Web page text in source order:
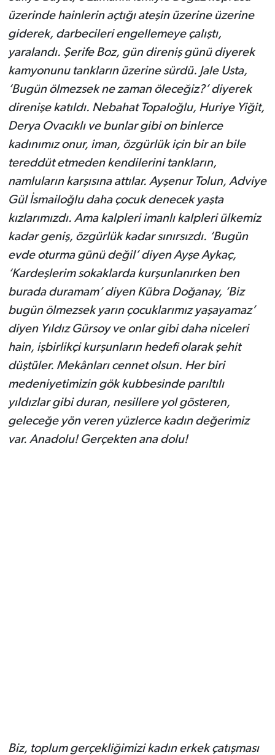
üzerinde hainlerin açtığı ateşin üzerine üzerine
giderek, darbecileri engellemeye çalıştı,
yaralandı. Şerife Boz, gün direniş günü diyerek
kamyonunu tankların üzerine sürdü. Jale Usta,
‘Bugün ölmezsek ne zaman öleceğiz?’ diyerek
direnişe katıldı. Nebahat Topaloğlu, Huriye Yiğit,
Derya Ovacıklı ve bunlar gibi on binlerce
kadınımız onur, iman, özgürlük için bir an bile
tereddüt etmeden kendilerini tankların,
namluların karşısına attılar. Ayşenur Tolun, Adviye
Gül İsmailoğlu daha çocuk denecek yaşta
kızlarımızdı. Ama kalpleri imanlı kalpleri ülkemiz
kadar geniş, özgürlük kadar sınırsızdı. ‘Bugün
evde oturma günü değil’ diyen Ayşe Aykaç,
‘Kardeşlerim sokaklarda kurşunlanırken ben
burada duramam’ diyen Kübra Doğanay, ‘Biz
bugün ölmezsek yarın çocuklarımız yaşayamaz’
diyen Yıldız Gürsoy ve onlar gibi daha niceleri
hain, işbirlikçi kurşunların hedefi olarak şehit
düştüler. Mekânları cennet olsun. Her biri
medeniyetimizin gök kubbesinde parıltılı
yıldızlar gibi duran, nesillere yol gösteren,
geleceğe yön veren yüzlerce kadın değerimiz
var. Anadolu! Gerçekten ana dolu!
Biz, toplum gerçekliğimizi kadın erkek çatışması